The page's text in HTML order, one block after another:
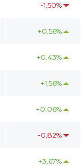
-1,50%
+0,56%
+0,43%
+1,56%
+0,06%
-0,82%
+3,67%